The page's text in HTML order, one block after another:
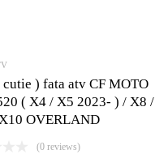
cutie ) fata atv CF MOTO
( X4 / X5 2023- ) / X8 /
OVERLAND
(0 reviews)